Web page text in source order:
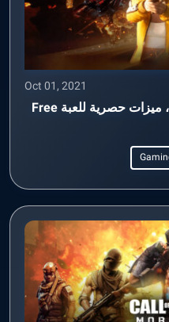
Oct 01, 2021
Garena تعلن عن تاريخ الإطلاق ، ميزات حصرية للعبة Free